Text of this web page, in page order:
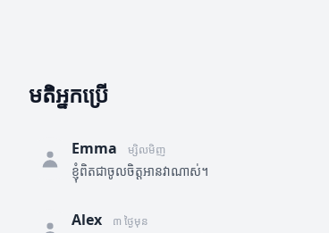
មតិអ្នកប្រើ
Emma ម្សិលមិញ
ខ្ញុំពិតជាចូលចិត្តអានវាណាស់។
Alex ៣ ថ្ងៃមុន